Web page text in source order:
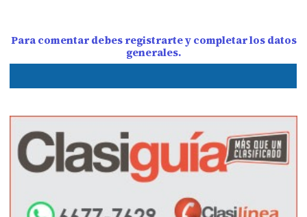
Para comentar debes registrarte y completar los datos
generales.